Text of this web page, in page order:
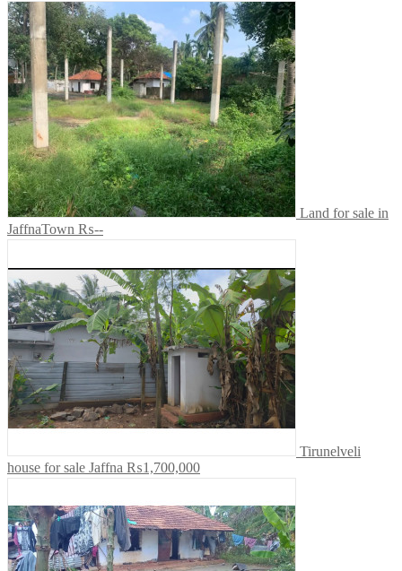
Land for sale in
JaffnaTown ₨--
Tirunelveli
house for sale Jaffna ₨1,700,000